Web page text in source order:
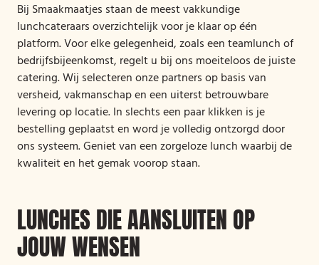
Bij Smaakmaatjes staan de meest vakkundige
lunchcateraars overzichtelijk voor je klaar op één
platform. Voor elke gelegenheid, zoals een teamlunch of
bedrijfsbijeenkomst, regelt u bij ons moeiteloos de juiste
catering. Wij selecteren onze partners op basis van
versheid, vakmanschap en een uiterst betrouwbare
levering op locatie. In slechts een paar klikken is je
bestelling geplaatst en word je volledig ontzorgd door
ons systeem. Geniet van een zorgeloze lunch waarbij de
kwaliteit en het gemak voorop staan.
LUNCHES DIE AANSLUITEN OP
JOUW WENSEN